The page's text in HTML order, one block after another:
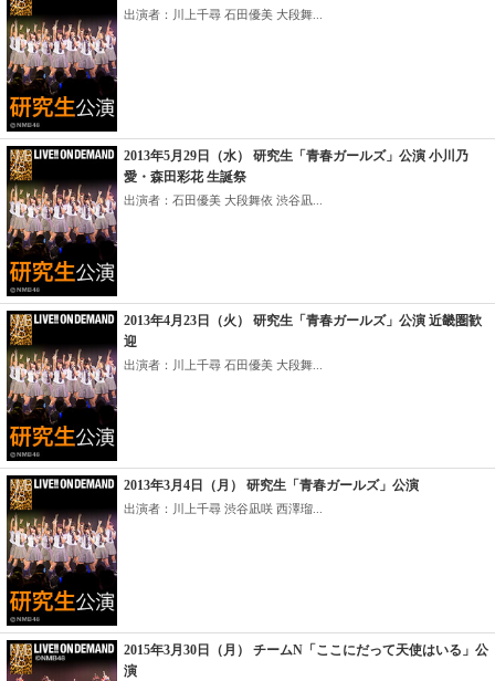
出演者：川上千尋 石田優美 大段舞...
2013年5月29日（水） 研究生「青春ガールズ」公演 小川乃
愛・森田彩花 生誕祭
出演者：石田優美 大段舞依 渋谷凪...
2013年4月23日（火） 研究生「青春ガールズ」公演 近畿圏歓
迎
出演者：川上千尋 石田優美 大段舞...
2013年3月4日（月） 研究生「青春ガールズ」公演
出演者：川上千尋 渋谷凪咲 西澤瑠...
2015年3月30日（月） チームN「ここにだって天使はいる」公
演